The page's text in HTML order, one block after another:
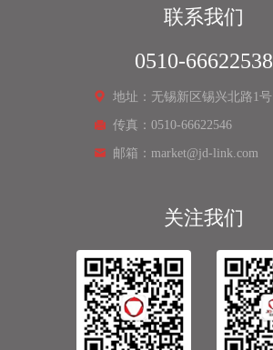
联系我们
0510-66622538
地址：无锡新区锡兴北路1号
传真：0510-66622546
邮箱：market@jd-link.com
关注我们